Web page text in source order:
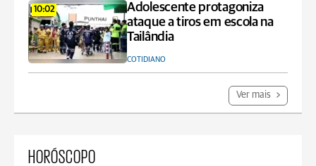
10:02
Adolescente protagoniza
ataque a tiros em escola na
Tailândia
COTIDIANO
Ver mais
HORÓSCOPO